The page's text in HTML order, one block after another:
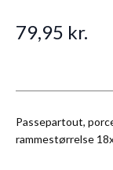
Passepartout,
rammestørrelse
79,95 kr.